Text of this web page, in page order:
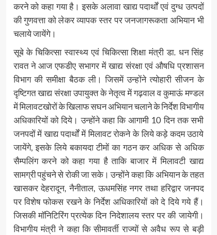
करने को कहा गया है। इसके अलावा खाद्य पदार्थों एवं दुग्ध उत्पदों
की गुणवत्ता को लेकर व्यापक स्तर पर जनजागरूकता अभियान भी
चलाये जायेंगे।
सूबे के चिकित्सा स्वास्थ्य एवं चिकित्सा शिक्षा मंत्री डा. धन सिंह
रावत ने आज एफडीए सभागर में खाद्य संरक्षा एवं औषधि प्रशासन
विभाग की समीक्षा बैठक ली। जिसमें उन्होंने त्योहारी सीजन के
दृष्टिगत खाद्य संरक्षा उपायुक्त के नेतृत्व में गढ़वाल व कुमाऊं मण्डल
में मिलावटखोरों के खिलाफ सघन अभियान चलाने के निर्देश विभागीय
अधिकारियों को दिये। उन्होंने कहा कि आगामी 10 दिन तक सभी
जनपदों में खाद्य पदार्थों में मिलावट रोकने के लिये कड़े कदम उठाये
जायेंगे, इसके लिये बकायदा टीमों का गठन कर अधिक से अधिक
सैम्पलिंग करने को कहा गया है ताकि बाजार में मिलावटी खाद्य
सामग्री पहुंचने से रोकी जा सके। उन्होंने कहा कि अभियान के तहत
खासकर देहरादून, नैनीताल, ऊधमसिंह नगर तथा हरिद्वार जनपद
पर विशेष फोकस रखने के निर्देश अधिकारियों को दे दिये गये हैं।
जिसकी मॉनिटिरिंग प्रत्येक दिन निदेशालय स्तर पर की जायेगी।
विभागीय मंत्री ने कहा कि सीमावर्ती राज्यों से अवैध रूप से बड़ी